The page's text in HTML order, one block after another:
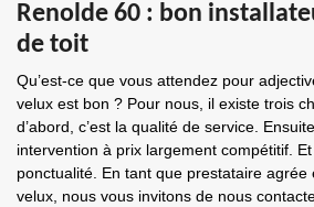
Renolde 60 : bon
de toit
Qu’est-ce que vous attendez pour
velux est bon ? Pour nous, il existe trois
d’abord, c’est la qualité de service.
intervention à prix largement compétitif. Et
ponctualité. En tant que prestataire agrée
velux, nous vous invitons de nous